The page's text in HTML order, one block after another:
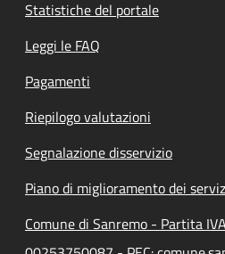
Statistiche del portale
Leggi le FAQ
Pagamenti
Riepilogo valutazioni
Segnalazione disservizio
Piano di miglioramento dei
Comune di Sanremo - Partita